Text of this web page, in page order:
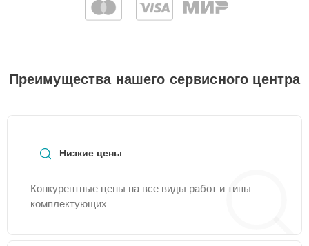
Преимущества нашего сервисного центра
Низкие цены
Конкурентные цены на все виды работ и типы
комплектующих